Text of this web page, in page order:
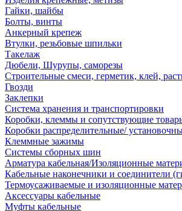
Гайки, шайбы
Болты, винты
Анкерный крепеж
Втулки, резьбовые шпильки
Такелаж
Дюбели, Шурупы, саморезы
Строительные смеси, герметик, клей,
Гвозди
Заклепки
Система хранения и транспортировки
Коробки, клеммы и сопутствующие
Коробки распределительные/
Клеммные зажимы
Системы сборных шин
Арматура кабельная/Изоляционные
Кабельные наконечники и соединители
Термоусаживаемые и изоляционные
Аксессуары кабельные
Муфты кабельные